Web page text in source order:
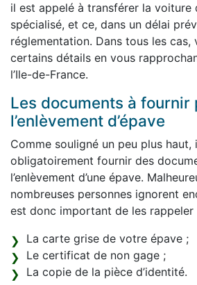
il est appelé à transférer la voiture
spécialisé, et ce, dans un délai
réglementation. Dans tous les
certains détails en vous
l’Ile-de-France.
Les documents à fournir
l’enlèvement d’épave
Comme souligné un peu plus haut,
obligatoirement fournir des
l’enlèvement d’une épave.
nombreuses personnes ignorent
est donc important de les rappeler
La carte grise de votre épave ;
Le certificat de non gage ;
La copie de la pièce d’identité.